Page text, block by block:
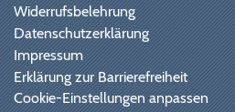
Widerrufsbelehrung
Datenschutzerklärung
Impressum
Erklärung zur Barrierefreiheit
Cookie-Einstellungen anpassen